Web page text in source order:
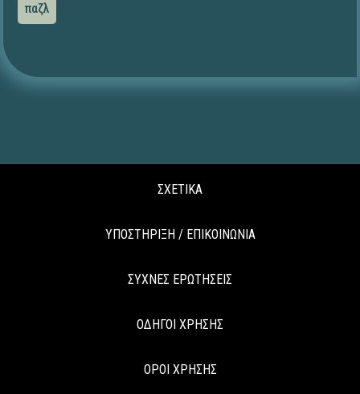
παζλ
ΣΧΕΤΙΚΑ
ΥΠΟΣΤΗΡΙΞΗ / ΕΠΙΚΟΙΝΩΝΙΑ
ΣΥΧΝΕΣ ΕΡΩΤΗΣΕΙΣ
ΟΔΗΓΟΙ ΧΡΗΣΗΣ
ΟΡΟΙ ΧΡΗΣΗΣ